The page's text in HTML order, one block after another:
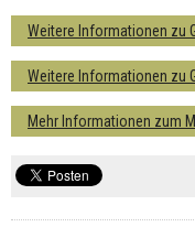
Weitere Informationen zu
Weitere Informationen zu
Mehr Informationen zum